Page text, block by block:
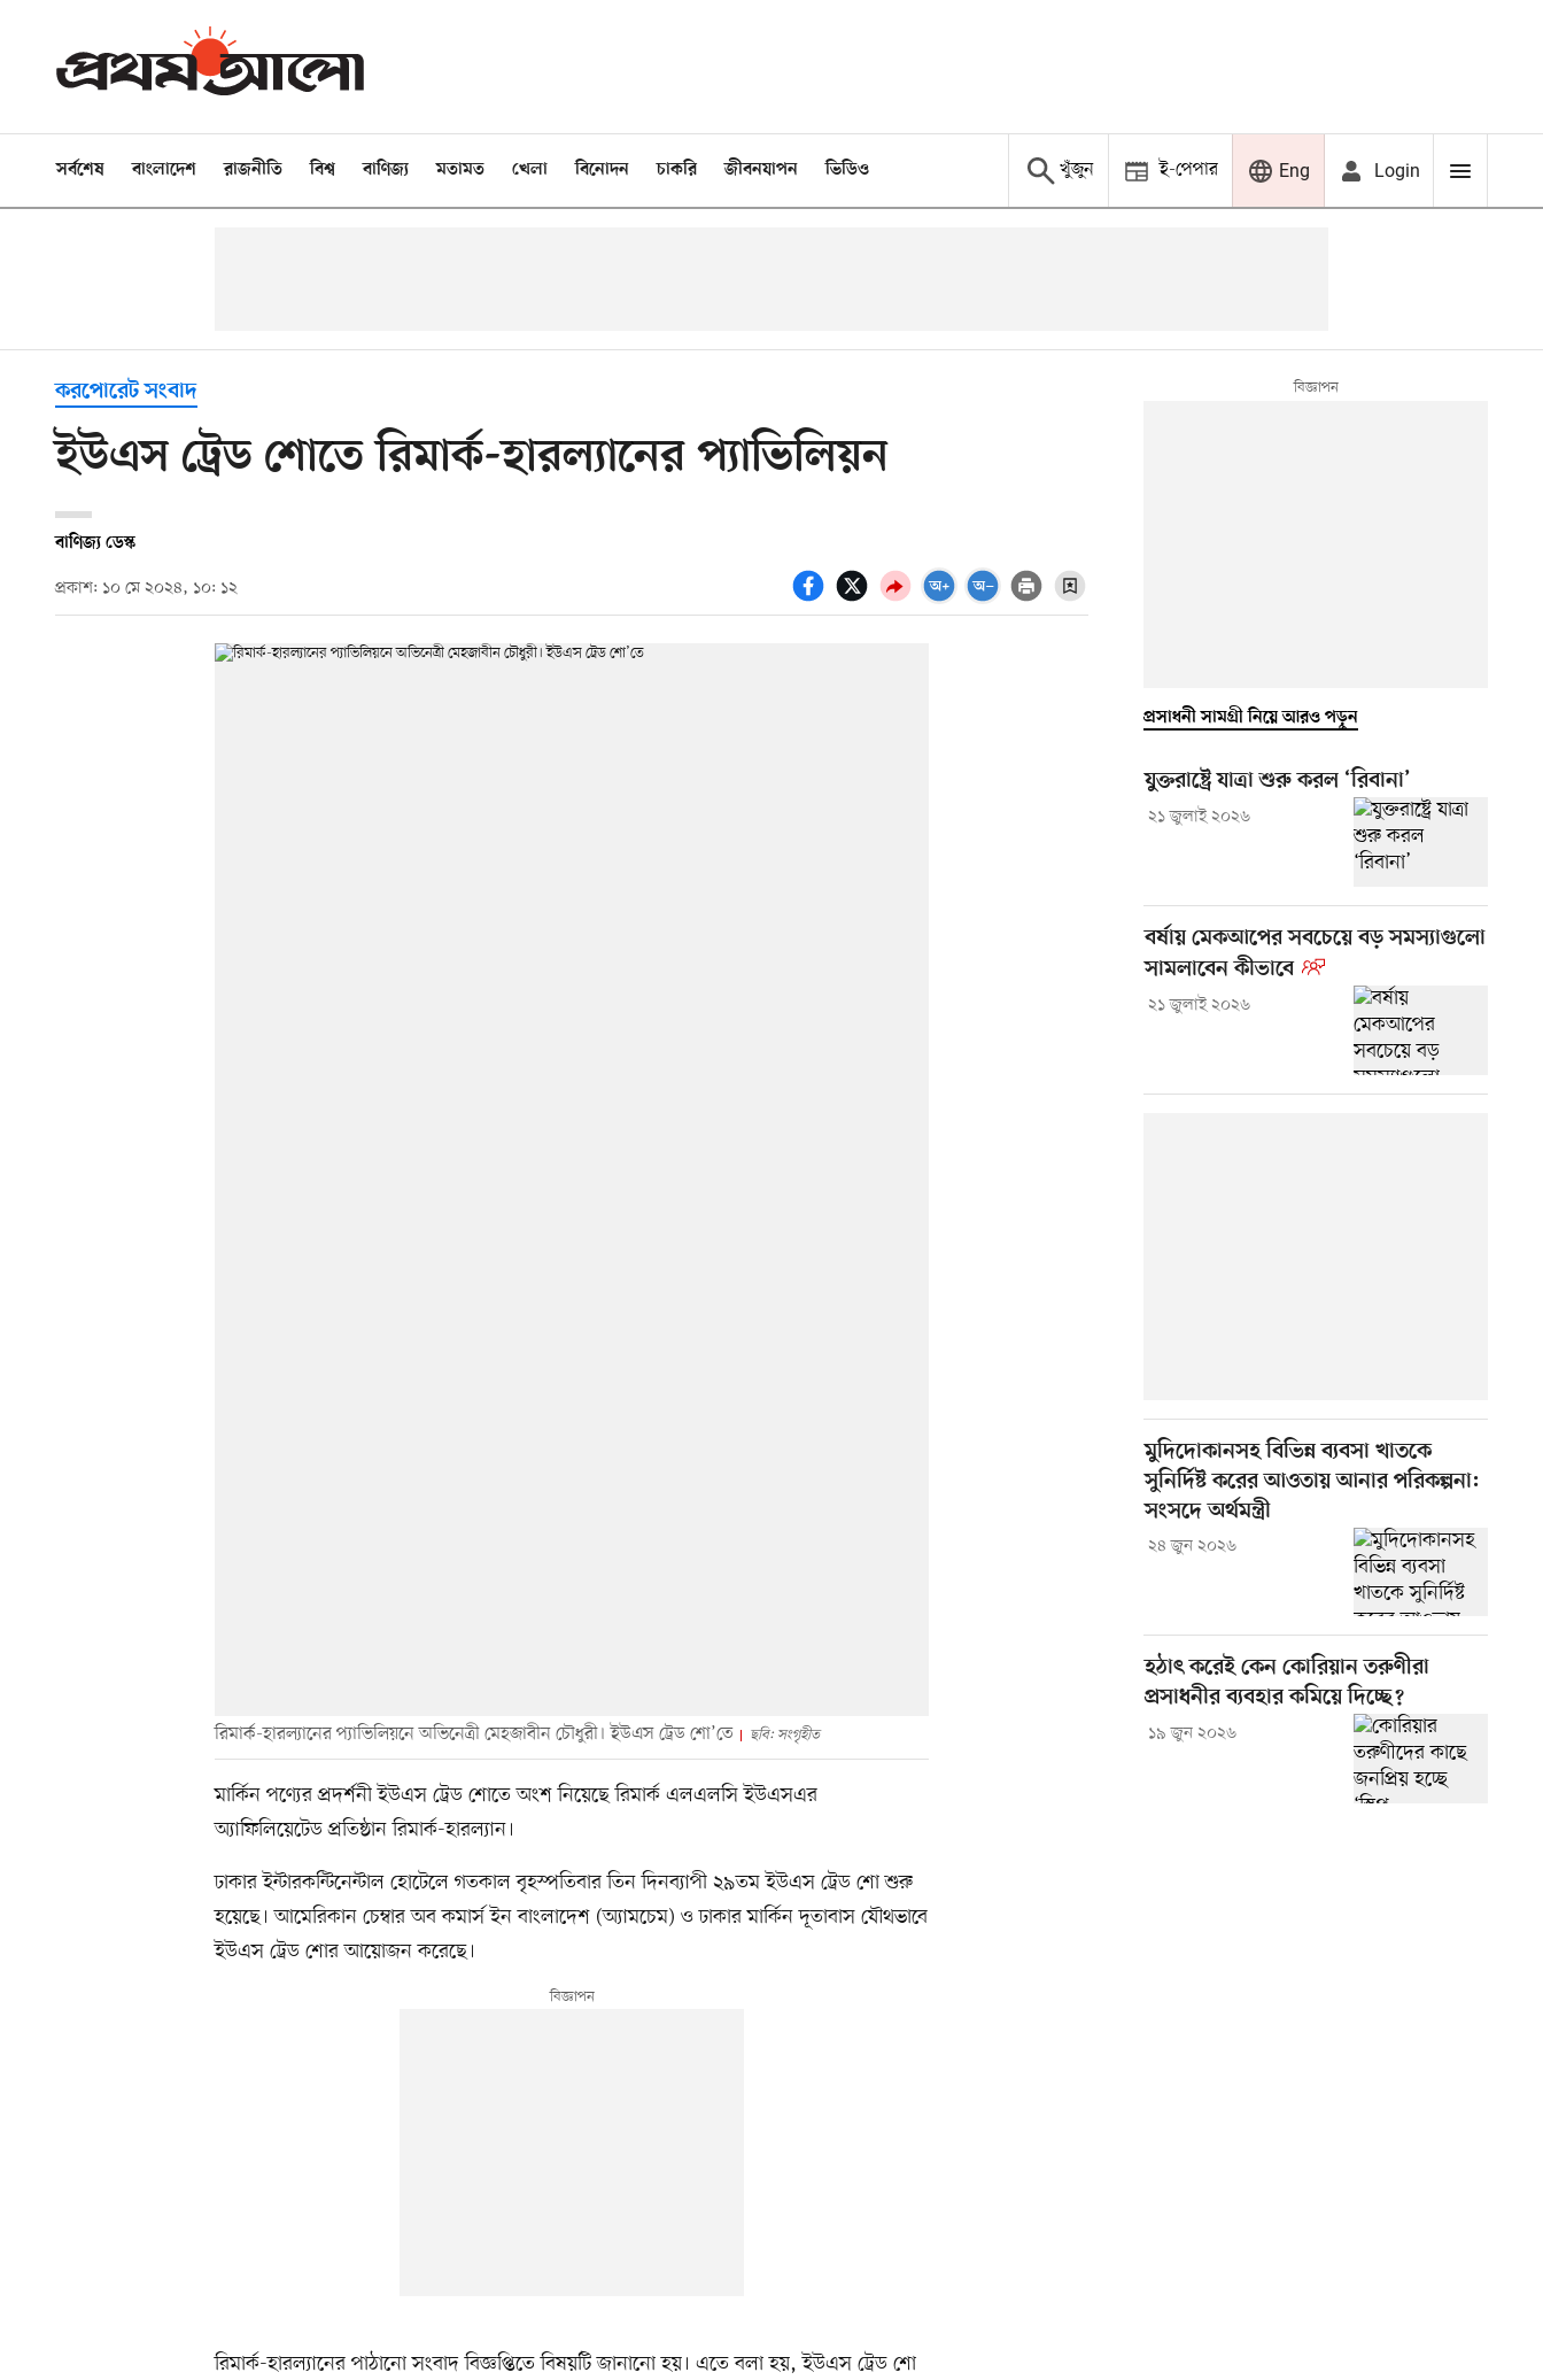
সর্বশেষ বাংলাদেশ রাজনীতি বিশ্ব বাণিজ্য মতামত খেলা বিনোদন চাকরি জীবনযাপন ভিডিও খুঁজুন ই-পেপার Eng Login
করপোরেট সংবাদ
ইউএস ট্রেড শোতে রিমার্ক-হারল্যানের প্যাভিলিয়ন
বাণিজ্য ডেস্ক
প্রকাশ: ১০ মে ২০২৪, ১০: ১২
রিমার্ক-হারল্যানের প্যাভিলিয়নে অভিনেত্রী মেহজাবীন চৌধুরী। ইউএস ট্রেড শো’তে ছবি: সংগৃহীত
মার্কিন পণ্যের প্রদর্শনী ইউএস ট্রেড শোতে অংশ নিয়েছে রিমার্ক এলএলসি ইউএসএর
অ্যাফিলিয়েটেড প্রতিষ্ঠান রিমার্ক-হারল্যান।
ঢাকার ইন্টারকন্টিনেন্টাল হোটেলে গতকাল বৃহস্পতিবার তিন দিনব্যাপী ২৯তম ইউএস ট্রেড শো শুরু
হয়েছে। আমেরিকান চেম্বার অব কমার্স ইন বাংলাদেশ (অ্যামচেম) ও ঢাকার মার্কিন দূতাবাস যৌথভাবে
ইউএস ট্রেড শোর আয়োজন করেছে।
রিমার্ক-হারল্যানের পাঠানো সংবাদ বিজ্ঞপ্তিতে বিষয়টি জানানো হয়। এতে বলা হয়, ইউএস ট্রেড শো
প্রসাধনী সামগ্রী নিয়ে আরও পড়ুন
যুক্তরাষ্ট্রে যাত্রা শুরু করল ‘রিবানা’
২১ জুলাই ২০২৬
বর্ষায় মেকআপের সবচেয়ে বড় সমস্যাগুলো
সামলাবেন কীভাবে
২১ জুলাই ২০২৬
মুদিদোকানসহ বিভিন্ন ব্যবসা খাতকে
সুনির্দিষ্ট করের আওতায় আনার পরিকল্পনা:
সংসদে অর্থমন্ত্রী
২৪ জুন ২০২৬
হঠাৎ করেই কেন কোরিয়ান তরুণীরা
প্রসাধনীর ব্যবহার কমিয়ে দিচ্ছে?
১৯ জুন ২০২৬